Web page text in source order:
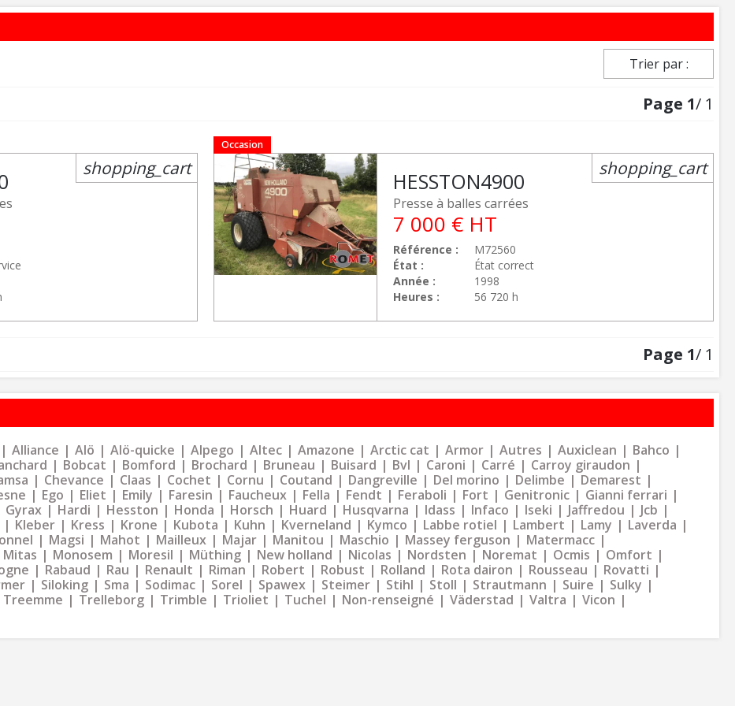
Trier par :
Page 1/ 1
shopping_cart
Occasion
Presse à balles carrées
HESSTON4900
Référence
M72560
État
État correct
Année
1998
Heures
56 720 h
7 000 € HT
shopping_cart
Page 1/ 1
Alliance Alö Alö-quicke Alpego Altec Amazone Arctic cat Armor Autres Auxiclean
Bahco
Bobcat Bomford Brochard Bruneau Buisard Bvl Caroni Carré
Carroy giraudon
Chevance Claas Cochet Cornu Coutand Dangreville Del morino Delimbe
Demarest
Ego Eliet Emily Faresin Faucheux Fella Fendt Feraboli Fort Genitronic
Gianni ferrari
Gyrax Hardi Hesston Honda Horsch Huard Husqvarna Idass Infaco Iseki Jaffredou
Jcb
Kleber Kress Krone Kubota Kuhn Kverneland Kymco Labbe rotiel Lambert Lamy
Laverda
Magsi Mahot Mailleux Majar Manitou Maschio Massey ferguson
Matermacc
Mitas Monosem Moresil Müthing New holland Nicolas Nordsten Noremat Ocmis
Omfort
Rabaud Rau Renault Riman Robert Robust Rolland Rota dairon Rousseau
Rovatti
Siloking Sma Sodimac Sorel Spawex Steimer Stihl Stoll Strautmann Suire
Sulky
Treemme Trelleborg Trimble Trioliet Tuchel Non-renseigné Väderstad Valtra
Vicon